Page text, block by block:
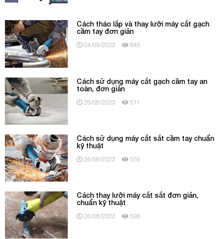
Cách tháo lắp và thay lưỡi máy cắt gạch
cầm tay đơn giản
04/09/2023 845
Cách sử dụng máy cắt gạch cầm tay an
toàn, đơn giản
28/08/2023 511
Cách sử dụng máy cắt sắt cầm tay chuẩn
kỹ thuật
26/08/2023 556
Cách thay lưỡi máy cắt sắt đơn giản,
chuẩn kỹ thuật
26/08/2023 596